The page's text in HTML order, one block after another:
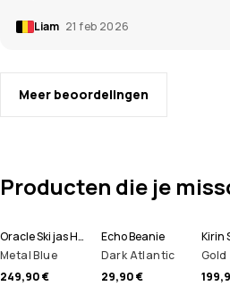
Liam 21 feb 2026
Meer beoordelingen
Producten die je
Oracle Ski jas Heren
Metal Blue
249,90 €
Echo Beanie
Dark Atlantic
29,90 €
Gold